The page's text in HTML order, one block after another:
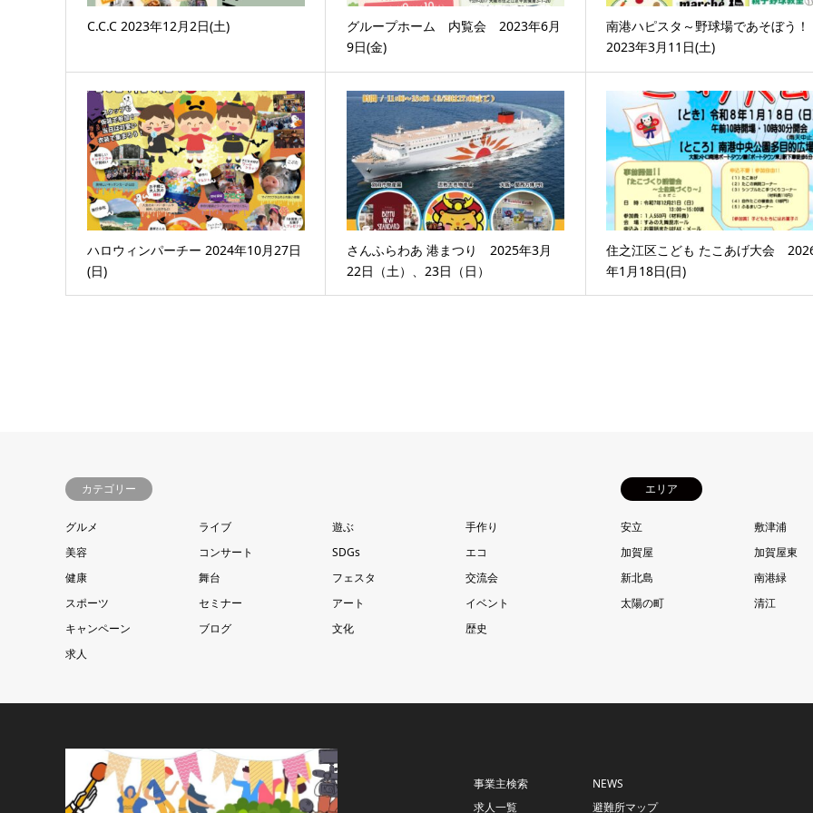
C.C.C 2023年12月2日(土)
グループホーム 内覧会 2023年6月
9日(金)
南港ハピスタ～野球場であそぼう！
2023年3月11日(土)
ハロウィンパーチー 2024年10月27日
(日)
さんふらわあ 港まつり 2025年3月
22日（土）、23日（日）
住之江区こども たこあげ大会
年1月18日(日)
カテゴリー
グルメ ライブ 遊ぶ
手作り
美容
コンサート SDGs
エコ
健康
舞台 フェスタ
交流会
スポーツ
セミナー アート
イベント
キャンペーン
ブログ 文化
歴史
求人
エリア
安立
敷津浦
加賀屋
加賀屋東
新北島
南港緑
太陽の町
清江
事業主検索
NEWS
求人一覧
避難所マップ